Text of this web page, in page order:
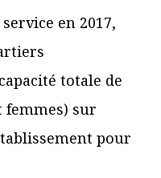
en 2017,
totale de
femmes) sur
pour